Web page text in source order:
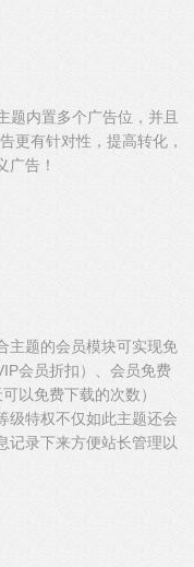
题内置多个广告位，并且
更有针对性，提高转化，
广告！
主题的会员模块可实现免
会员折扣）、会员免费
以免费下载的次数）
级特权不仅如此主题还会
记录下来方便站长管理以